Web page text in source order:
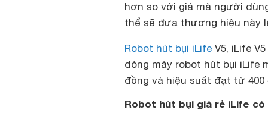
hơn so với giá mà người
thể sẽ đưa thương hiệu này
Robot hút bụi iLife V5, iLife
dòng máy robot hút bụi iLife
đồng và hiệu suất đạt từ 400
Robot hút bụi giá rẻ iLife có